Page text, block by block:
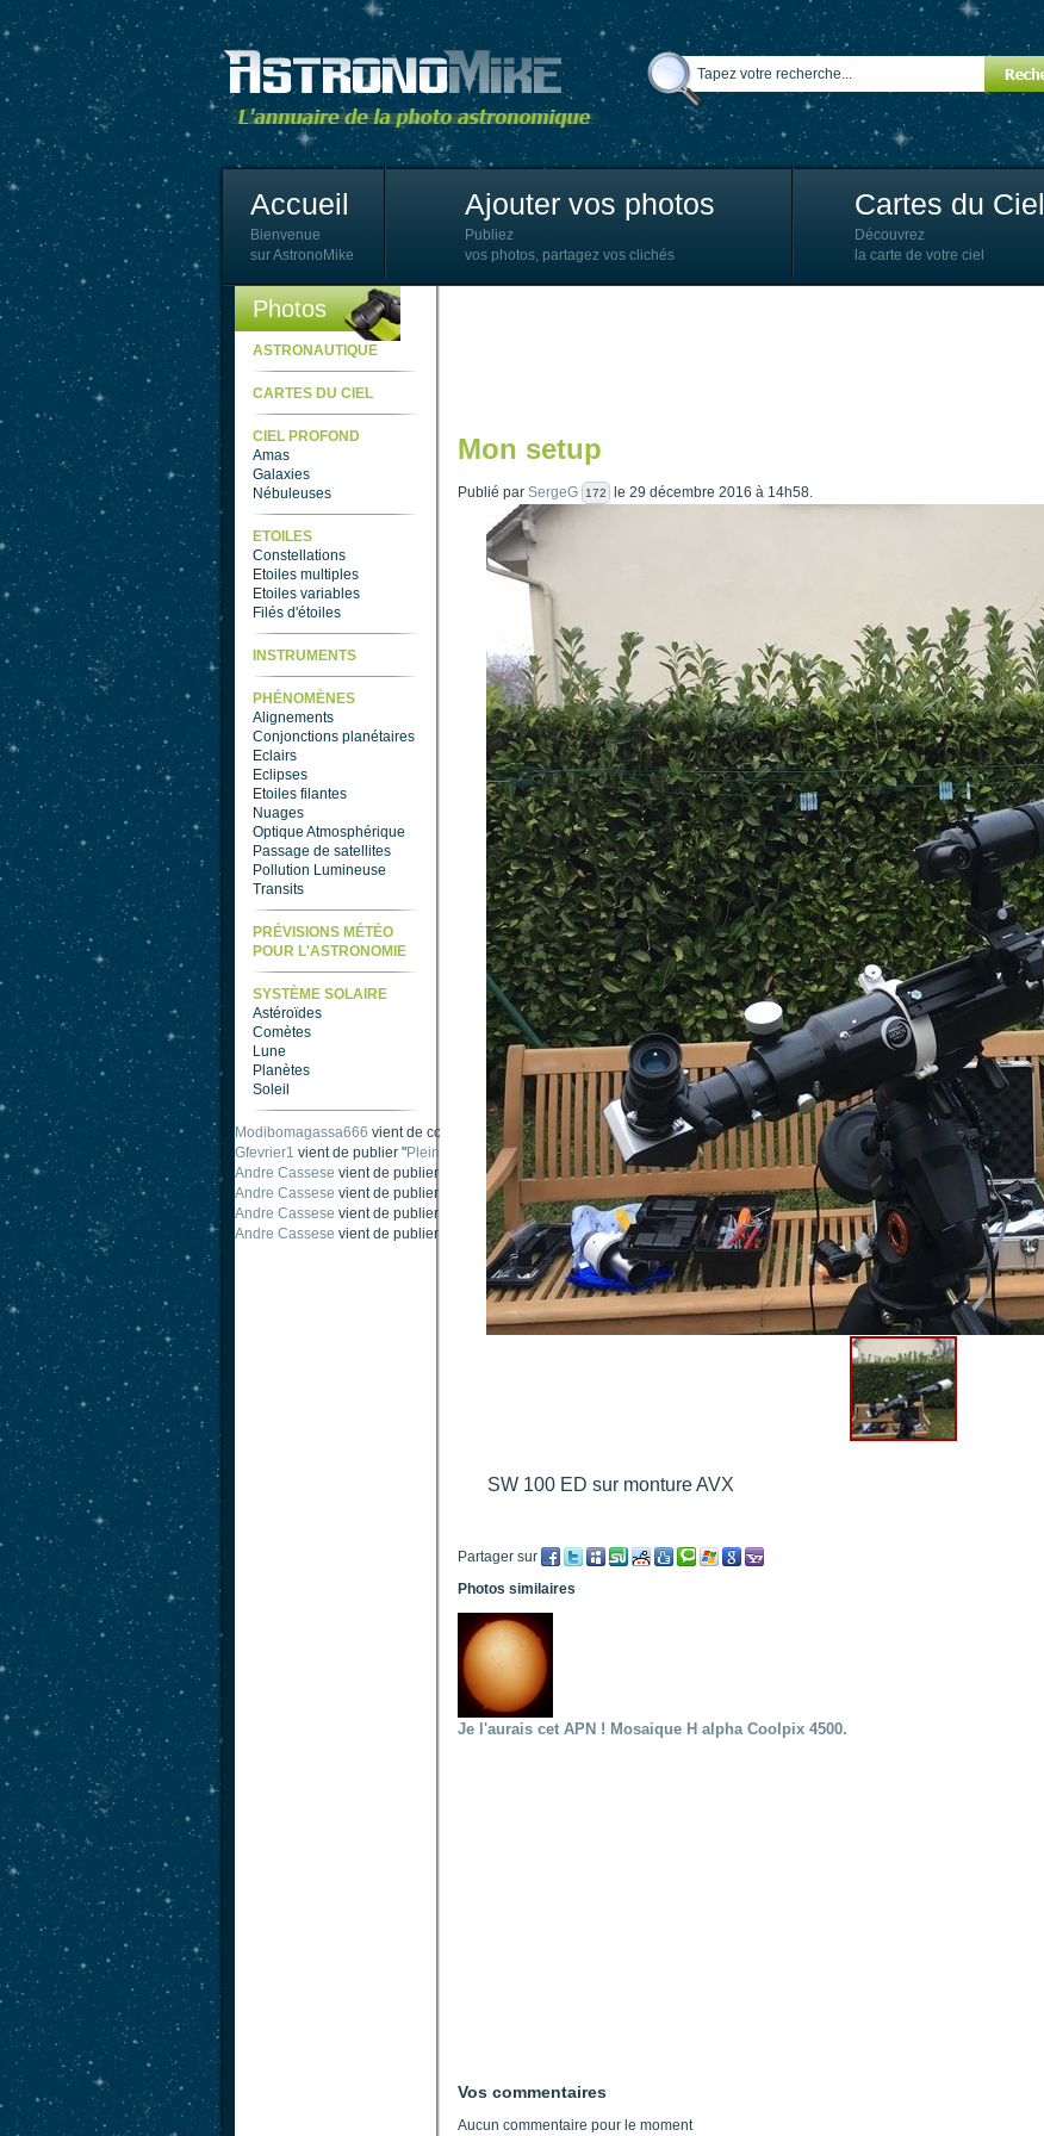
Accueil
Bienvenue
sur AstronoMike
Ajouter vos photos
Publiez
vos photos, partagez vos clichés
Cartes du Ciel
Découvrez
la carte de votre ciel
Photos
ASTRONAUTIQUE
CARTES DU CIEL
CIEL PROFOND
Amas
Galaxies
Nébuleuses
ETOILES
Constellations
Etoiles multiples
Etoiles variables
Filés d'étoiles
INSTRUMENTS
PHÉNOMÈNES
Alignements
Conjonctions planétaires
Eclairs
Eclipses
Etoiles filantes
Nuages
Optique Atmosphérique
Passage de satellites
Pollution Lumineuse
Transits
PRÉVISIONS MÉTÉO
POUR L'ASTRONOMIE
SYSTÈME SOLAIRE
Astéroïdes
Comètes
Lune
Planètes
Soleil
Carnabystreetvient de publier "Ombre traînée de condensation".
Modibomagassa666vient de commenter "Ombre portée d'une traînée d'avion ".
Gfevrier1vient de publier "Pleine Lune - 9 Aout 205 ".
Andre Cassese vient de publier " Tache solaire 18 juin 2021 lunette 120 mm Halpha".
Andre Cassese vient de publier " Tache solaire 21 juin 2021 lunette halpha 120 mm".
Andre Cassese vient de publier " taches solaires et zone active halpha 27 juin 2021 lunette 120 mm".
Mon setup
Publié par SergeG 172 le 29 décembre 2016 à 14h58.
SW 100 ED sur monture AVX
Partager sur
Photos similaires
Je l'aurais cet APN ! Mosaique H alpha Coolpix 4500.
Vos commentaires
Aucun commentaire pour le moment